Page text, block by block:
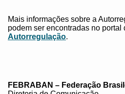
Mais informações sobre a
podem ser encontradas no
Autorregulação.
FEBRABAN – Federação